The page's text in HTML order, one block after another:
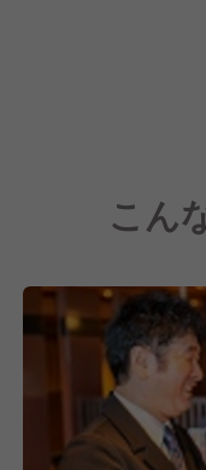
スタイルで、自慢
世界初のエンター
として、これから
こん